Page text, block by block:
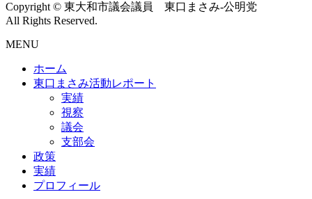
Copyright © 東大和市議会議員 東口まさみ-公明党
All Rights Reserved.
MENU
ホーム
東口まさみ活動レポート
実績
視察
議会
支部会
政策
実績
プロフィール